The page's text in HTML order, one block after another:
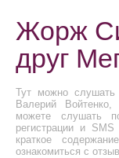
Жорж
друг
Тут можно слушать
Валерий
можете слушать
регистрации и
краткое
ознакомиться с